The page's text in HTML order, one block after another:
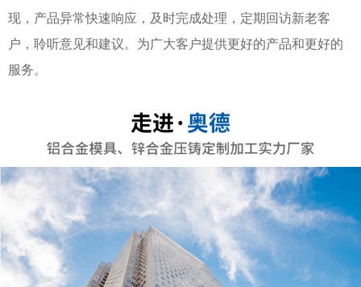
现，产品异常快速响应，及时完成处理，定期回访新老客
户，聆听意见和建议。为广大客户提供更好的产品和更好的
服务。